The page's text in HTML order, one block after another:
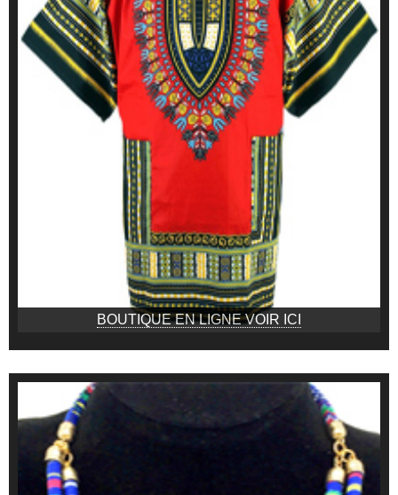
BOUTIQUE EN LIGNE VOIR ICI